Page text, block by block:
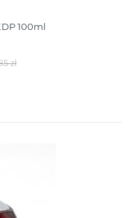
100ml
zł